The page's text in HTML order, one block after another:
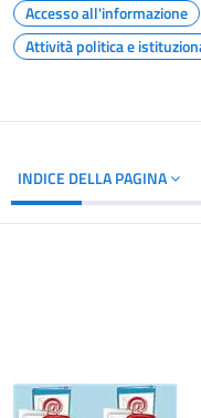
Accesso all'informazione
Attività politica e
INDICE DELLA PAGINA